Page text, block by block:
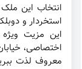
انتخاب این ملک
استخردار و
این مزیت
اختصاصی،
معروف لذت